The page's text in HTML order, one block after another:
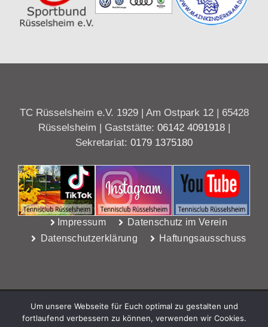
TC Rüsselsheim e.V. 1929 | Am Ostpark 12 | 65428
Rüsselsheim | Gaststätte: 06142 4091918|
Sekretariat: 0179 1375180
Impressum
Datenschutz im Verein
Datenschutzerklärung
Haftungsausschuss
Um unsere Webseite für Euch optimal zu gestalten und
fortlaufend verbessern zu können, verwenden wir Cookies.